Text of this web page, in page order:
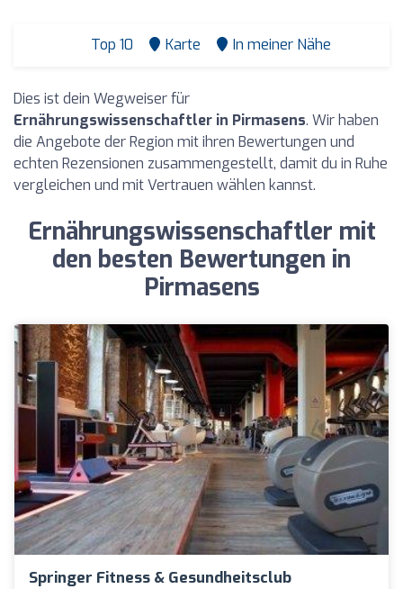
Top 10 Karte In meiner Nähe
Dies ist dein Wegweiser für
Ernährungswissenschaftler in Pirmasens. Wir haben
die Angebote der Region mit ihren Bewertungen und
echten Rezensionen zusammengestellt, damit du in Ruhe
vergleichen und mit Vertrauen wählen kannst.
Ernährungswissenschaftler mit
den besten Bewertungen in
Pirmasens
Springer Fitness & Gesundheitsclub